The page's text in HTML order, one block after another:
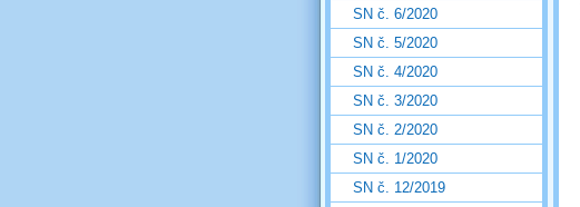
SN č. 6/2020
SN č. 5/2020
SN č. 4/2020
SN č. 3/2020
SN č. 2/2020
SN č. 1/2020
SN č. 12/2019